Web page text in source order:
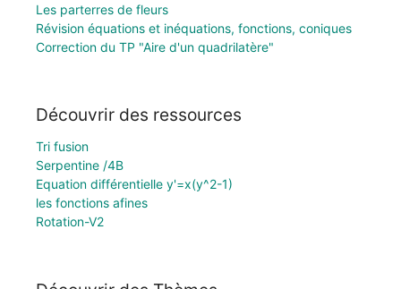
Les parterres de fleurs
Révision équations et inéquations, fonctions, coniques
Correction du TP "Aire d'un quadrilatère"
Découvrir des ressources
Tri fusion
Serpentine /4B
Equation différentielle y'=x(y^2-1)
les fonctions afines
Rotation-V2